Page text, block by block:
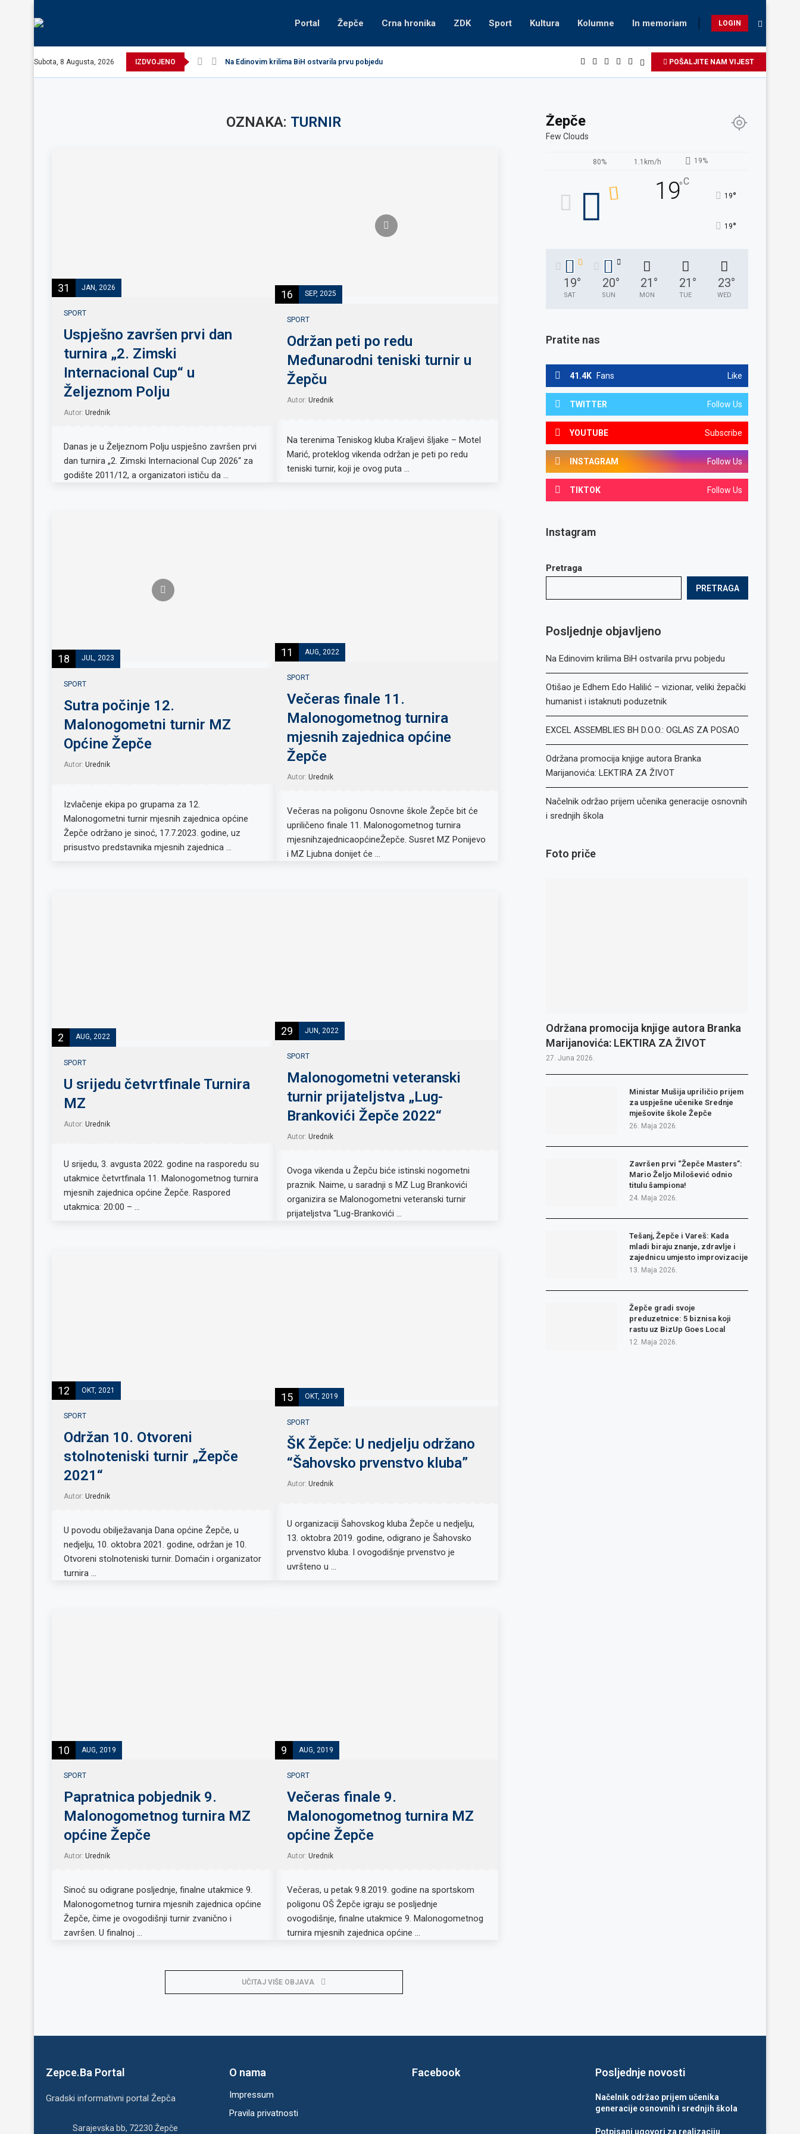
Portal Žepče Crna hronika ZDK Sport Kultura Kolumne In memoriam LOGIN
Subota, 8 Augusta, 2026 IZDVOJENO Na Edinovim krilima BiH ostvarila prvu pobjedu POŠALJITE NAM VIJEST
OZNAKA: TURNIR
31 JAN, 2026
SPORT
Uspješno završen prvi dan
turnira „2. Zimski
Internacional Cup“ u
Željeznom Polju
Autor: Urednik
Danas je u Željeznom Polju uspješno završen prvi
dan turnira „2. Zimski Internacional Cup 2026“ za
godište 2011/12, a organizatori ističu da …
16 SEP, 2025
SPORT
Održan peti po redu
Međunarodni teniski turnir u
Žepču
Autor: Urednik
Na terenima Teniskog kluba Kraljevi šljake – Motel
Marić, proteklog vikenda održan je peti po redu
teniski turnir, koji je ovog puta …
18 JUL, 2023
SPORT
Sutra počinje 12.
Malonogometni turnir MZ
Općine Žepče
Autor: Urednik
Izvlačenje ekipa po grupama za 12.
Malonogometni turnir mjesnih zajednica općine
Žepče održano je sinoć, 17.7.2023. godine, uz
prisustvo predstavnika mjesnih zajednica …
11 AUG, 2022
SPORT
Večeras finale 11.
Malonogometnog turnira
mjesnih zajednica općine
Žepče
Autor: Urednik
Večeras na poligonu Osnovne škole Žepče bit će
upriličeno finale 11. Malonogometnog turnira
mjesnihzajednicaopćineŽepče. Susret MZ Ponijevo
i MZ Ljubna donijet će …
2 AUG, 2022
SPORT
U srijedu četvrtfinale Turnira
MZ
Autor: Urednik
U srijedu, 3. avgusta 2022. godine na rasporedu su
utakmice četvrtfinala 11. Malonogometnog turnira
mjesnih zajednica općine Žepče. Raspored
utakmica: 20:00 – …
29 JUN, 2022
SPORT
Malonogometni veteranski
turnir prijateljstva „Lug-
Brankovići Žepče 2022“
Autor: Urednik
Ovoga vikenda u Žepču biće istinski nogometni
praznik. Naime, u saradnji s MZ Lug Brankovići
organizira se Malonogometni veteranski turnir
prijateljstva “Lug-Brankovići …
12 OKT, 2021
SPORT
Održan 10. Otvoreni
stolnoteniski turnir „Žepče
2021“
Autor: Urednik
U povodu obilježavanja Dana općine Žepče, u
nedjelju, 10. oktobra 2021. godine, održan je 10.
Otvoreni stolnoteniski turnir. Domaćin i organizator
turnira …
15 OKT, 2019
SPORT
ŠK Žepče: U nedjelju održano
“Šahovsko prvenstvo kluba”
Autor: Urednik
U organizaciji Šahovskog kluba Žepče u nedjelju,
13. oktobra 2019. godine, odigrano je Šahovsko
prvenstvo kluba. I ovogodišnje prvenstvo je
uvršteno u …
10 AUG, 2019
SPORT
Papratnica pobjednik 9.
Malonogometnog turnira MZ
općine Žepče
Autor: Urednik
Sinoć su odigrane posljednje, finalne utakmice 9.
Malonogometnog turnira mjesnih zajednica općine
Žepče, čime je ovogodišnji turnir zvanično i
završen. U finalnoj …
9 AUG, 2019
SPORT
Večeras finale 9.
Malonogometnog turnira MZ
općine Žepče
Autor: Urednik
Večeras, u petak 9.8.2019. godine na sportskom
poligonu OŠ Žepče igraju se posljednje
ovogodišnje, finalne utakmice 9. Malonogometnog
turnira mjesnih zajednica općine …
UČITAJ VIŠE OBJAVA
Žepče
Few Clouds
80% 1.1km/h 19%
19°C
19°
19°
19°
SAT
20°
SUN
21 °
MON
21 °
TUE
23°
WED
Pratite nas
41.4K Fans Like
TWITTER Follow Us
YOUTUBE Subscribe
INSTAGRAM Follow Us
TIKTOK Follow Us
Instagram
Pretraga
PRETRAGA
Posljednje objavljeno
Na Edinovim krilima BiH ostvarila prvu pobjedu
Otišao je Edhem Edo Halilić – vizionar, veliki žepački
humanist i istaknuti poduzetnik
EXCEL ASSEMBLIES BH D.O.O.: OGLAS ZA POSAO
Održana promocija knjige autora Branka
Marijanovića: LEKTIRA ZA ŽIVOT
Načelnik održao prijem učenika generacije osnovnih
i srednjih škola
Foto priče
Održana promocija knjige autora Branka
Marijanovića: LEKTIRA ZA ŽIVOT
27. Juna 2026.
Ministar Mušija upriličio prijem
za uspješne učenike Srednje
mješovite škole Žepče
26. Maja 2026.
Završen prvi “Žepče Masters”:
Mario Željo Milošević odnio
titulu šampiona!
24. Maja 2026.
Tešanj, Žepče i Vareš: Kada
mladi biraju znanje, zdravlje i
zajednicu umjesto improvizacije
13. Maja 2026.
Žepče gradi svoje
preduzetnice: 5 biznisa koji
rastu uz BizUp Goes Local
12. Maja 2026.
Zepce.Ba Portal
Gradski informativni portal Žepča
Sarajevska bb, 72230 Žepče
O nama
Impressum
Pravila privatnosti
Facebook Posljednje novosti
Načelnik održao prijem učenika
generacije osnovnih i srednjih škola
Potpisani ugovori za realizaciju